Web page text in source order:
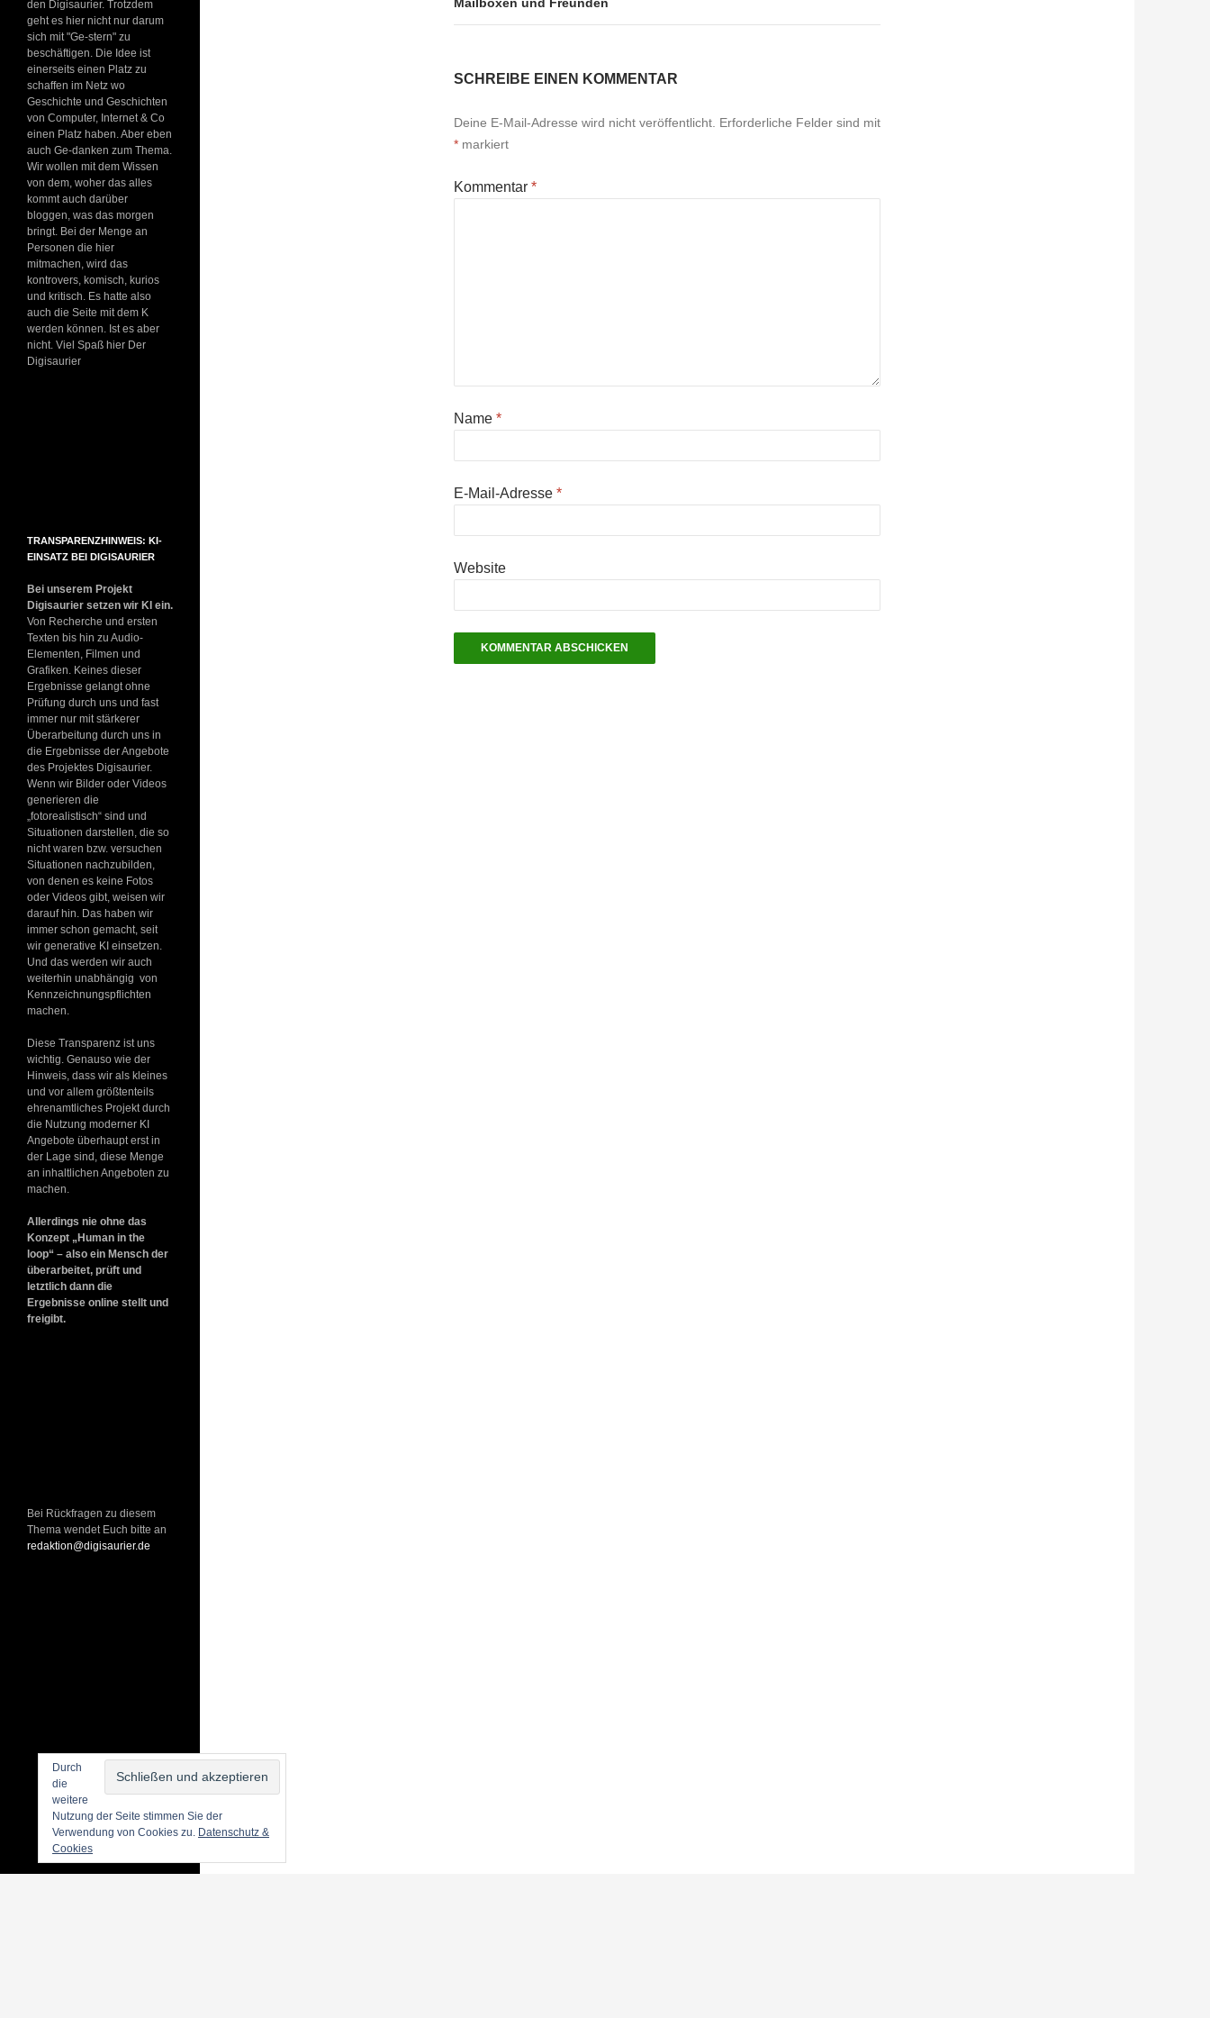
SCHREIBE EINEN KOMMENTAR
Deine E-Mail-Adresse wird nicht veröffentlicht. Erforderliche Felder sind mit
* markiert
Kommentar *
Name *
E-Mail-Adresse *
Website
den Digisaurier. Trotzdem
geht es hier nicht nur darum
sich mit "Ge-stern" zu
beschäftigen. Die Idee ist
einerseits einen Platz zu
schaffen im Netz wo
Geschichte und Geschichten
von Computer, Internet & Co
einen Platz haben. Aber eben
auch Ge-danken zum Thema.
Wir wollen mit dem Wissen
von dem, woher das alles
kommt auch darüber
bloggen, was das morgen
bringt. Bei der Menge an
Personen die hier
mitmachen, wird das
kontrovers, komisch, kurios
und kritisch. Es hatte also
auch die Seite mit dem K
werden können. Ist es aber
nicht. Viel Spaß hier Der
Digisaurier
TRANSPARENZHINWEIS: KI-
EINSATZ BEI DIGISAURIER
Bei unserem Projekt
Digisaurier setzen wir KI ein.
Von Recherche und ersten
Texten bis hin zu Audio-
Elementen, Filmen und
Grafiken. Keines dieser
Ergebnisse gelangt ohne
Prüfung durch uns und fast
immer nur mit stärkerer
Überarbeitung durch uns in
die Ergebnisse der Angebote
des Projektes Digisaurier.
Wenn wir Bilder oder Videos
generieren die
„fotorealistisch“ sind und
Situationen darstellen, die so
nicht waren bzw. versuchen
Situationen nachzubilden,
von denen es keine Fotos
oder Videos gibt, weisen wir
darauf hin. Das haben wir
immer schon gemacht, seit
wir generative KI einsetzen.
Und das werden wir auch
weiterhin unabhängig von
Kennzeichnungspflichten
machen.
Diese Transparenz ist uns
wichtig. Genauso wie der
Hinweis, dass wir als kleines
und vor allem größtenteils
ehrenamtliches Projekt durch
die Nutzung moderner KI
Angebote überhaupt erst in
der Lage sind, diese Menge
an inhaltlichen Angeboten zu
machen.
Allerdings nie ohne das
Konzept „Human in the
loop“ – also ein Mensch der
überarbeitet, prüft und
letztlich dann die
Ergebnisse online stellt und
freigibt.
Bei Rückfragen zu diesem
Thema wendet Euch bitte an
redaktion@digisaurier.de
Durch
die
weitere
Nutzung der Seite stimmen Sie der
Verwendung von Cookies zu. Datenschutz &
Cookies